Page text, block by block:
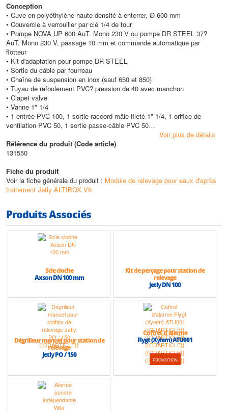
Conception
• Cuve en polyéthylène haute densité à enterrer, Ø 600 mm
• Couvercle à verrouiller par clé 1/4 de tour
• Pompe NOVA UP 600 AuT. Mono 230 V ou pompe DR STEEL 37?
AuT. Mono 230 V, passage 10 mm et commande automatique par
flotteur
• Kit d'adaptation pour pompe DR STEEL
• Sortie du câble par fourreau
• Chaîne de suspension en inox (sauf 650 et 850)
• Tuyau de refoulement PVC? pression de 40 avec manchon
• Clapet valve
• Vanne 1" 1/4
• 1 entrée PVC 100, 1 sortie raccord mâle fileté 1" 1/4, 1 orifice de
ventilation PVC 50, 1 sortie passe-câble PVC 50
Caractéristiques techniques
• Volume max de la cuve : 650 Litres
• Débit max : 13 m3/h
Voir plus de détails
Référence du produit (Code article)
131550
Fiche du produit
Voir la fiche générale du produit : Module de relevage pour eaux d'après
traitement Jetly ALTIBOX V5
Produits Associés
Scie cloche
Axson DN 100 mm
Kit de perçage pour station de
relevage
Jetly DN 100
Dégrilleur manuel pour station de
relevage
Jetly PO / 150
PROMOTION
Coffret d'alarme
Flygt (Xylem) ATU001